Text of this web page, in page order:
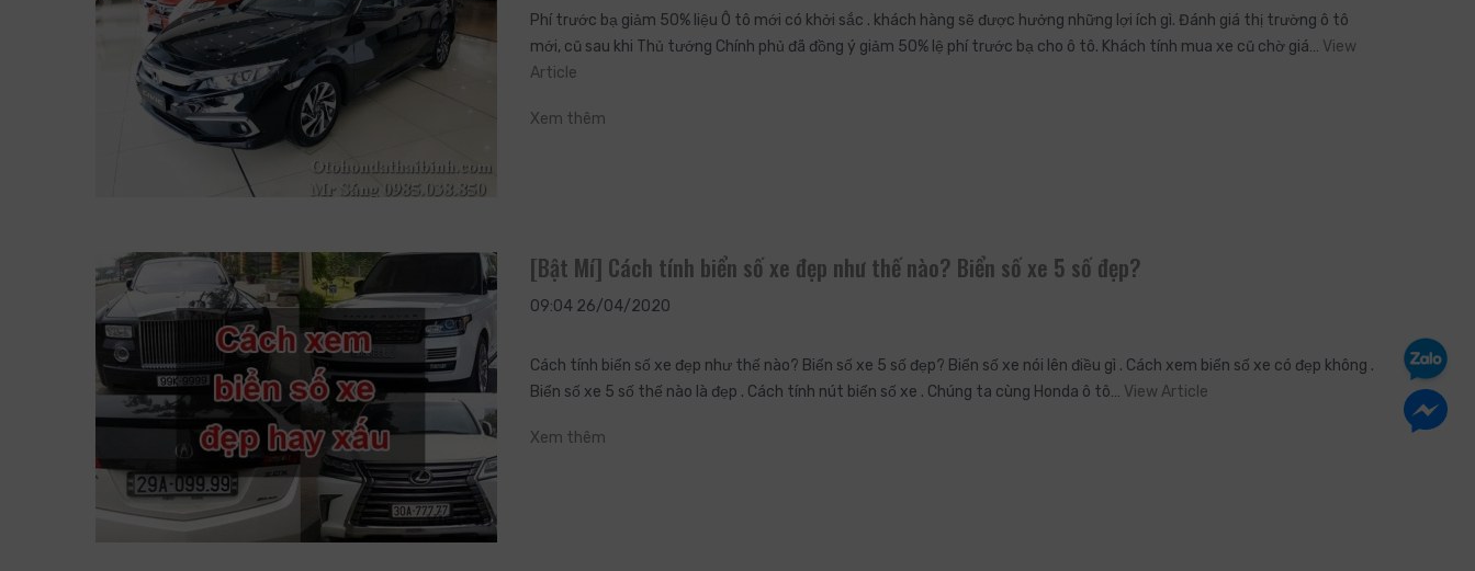
Phí trước bạ giảm 50% liệu Ô tô mới có khởi sắc . khách hàng sẽ được hưởng những lợi ích gì. Đánh giá thị trường ô tô
mới, cũ sau khi Thủ tướng Chính phủ đã đồng ý giảm 50% lệ phí trước bạ cho ô tô. Khách tính mua xe cũ chờ giá… View
Article
Xem thêm
[Bật Mí] Cách tính biển số xe đẹp như thế nào? Biển số xe 5 số đẹp?
09:04 26/04/2020
Cách tính biển số xe đẹp như thế nào? Biển số xe 5 số đẹp? Biển số xe nói lên điều gì . Cách xem biển số xe có đẹp không .
Biển số xe 5 số thế nào là đẹp . Cách tính nút biển số xe . Chúng ta cùng Honda ô tô… View Article
Xem thêm